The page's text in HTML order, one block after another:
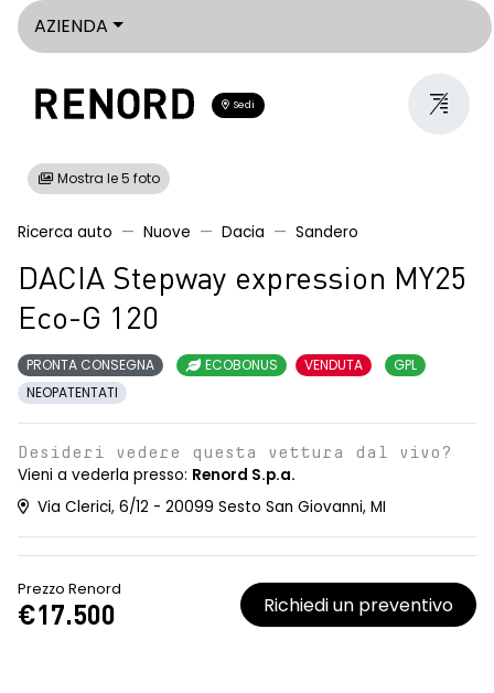
AZIENDA
Sedi
Mostra le 5 foto
Ricerca auto Nuove Dacia Sandero
DACIA Stepway expression MY25
Eco-G 120
PRONTA CONSEGNA ECOBONUS VENDUTA
GPL
NEOPATENTATI
Desideri vedere questa vettura dal vivo?
Vieni a vederla presso: Renord S.p.a.
Via Clerici, 6/12 - 20099 Sesto San Giovanni, MI
Prezzo Renord
€17.500 Richiedi un preventivo